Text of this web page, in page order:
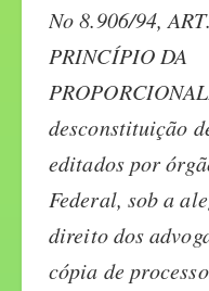
No 8.906/94,
PRINCÍPIO DA
desconstituição
editados por
Federal, sob a
direito dos
cópia de